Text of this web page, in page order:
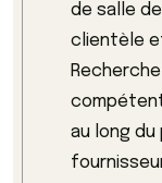
de salle
clientèle
au long du